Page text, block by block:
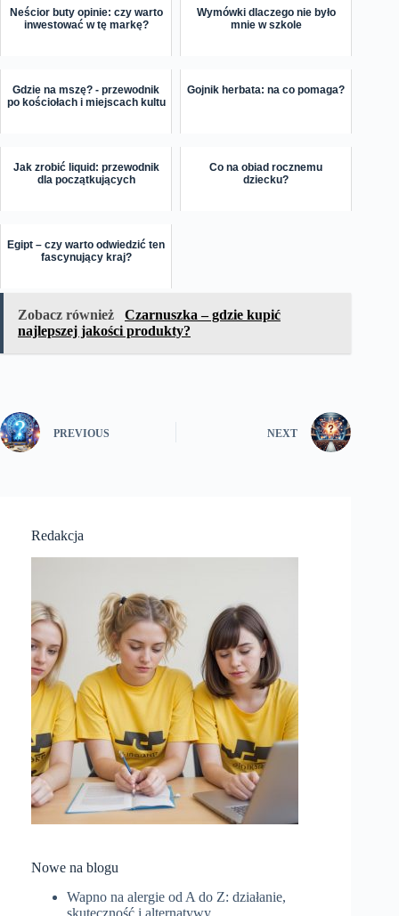
Neścior buty opinie: czy warto
inwestować w tę markę?
Wymówki dlaczego nie było
mnie w szkole
Gdzie na mszę? - przewodnik
po kościołach i miejscach kultu
Gojnik herbata: na co pomaga?
Jak zrobić liquid: przewodnik
dla początkujących
Co na obiad rocznemu
dziecku?
Egipt – czy warto odwiedzić ten
fascynujący kraj?
Zobacz również
Czarnuszka – gdzie kupić
najlepszej jakości produkty?
PREVIOUS NEXT
Redakcja
Nowe na blogu
Wapno na alergie od A do Z: działanie,
skuteczność i alternatywy